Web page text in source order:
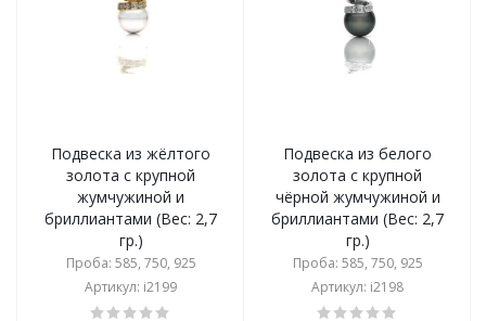
Подвеска из жёлтого
золота с крупной
жумчужиной и
бриллиантами (Вес: 2,7
гр.)
Проба: 585, 750, 925
Артикул: i2199
Подвеска из белого
золота с крупной
чёрной жумчужиной и
бриллиантами (Вес: 2,7
гр.)
Проба: 585, 750, 925
Артикул: i2198